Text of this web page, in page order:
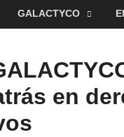
GALACTYCO
en